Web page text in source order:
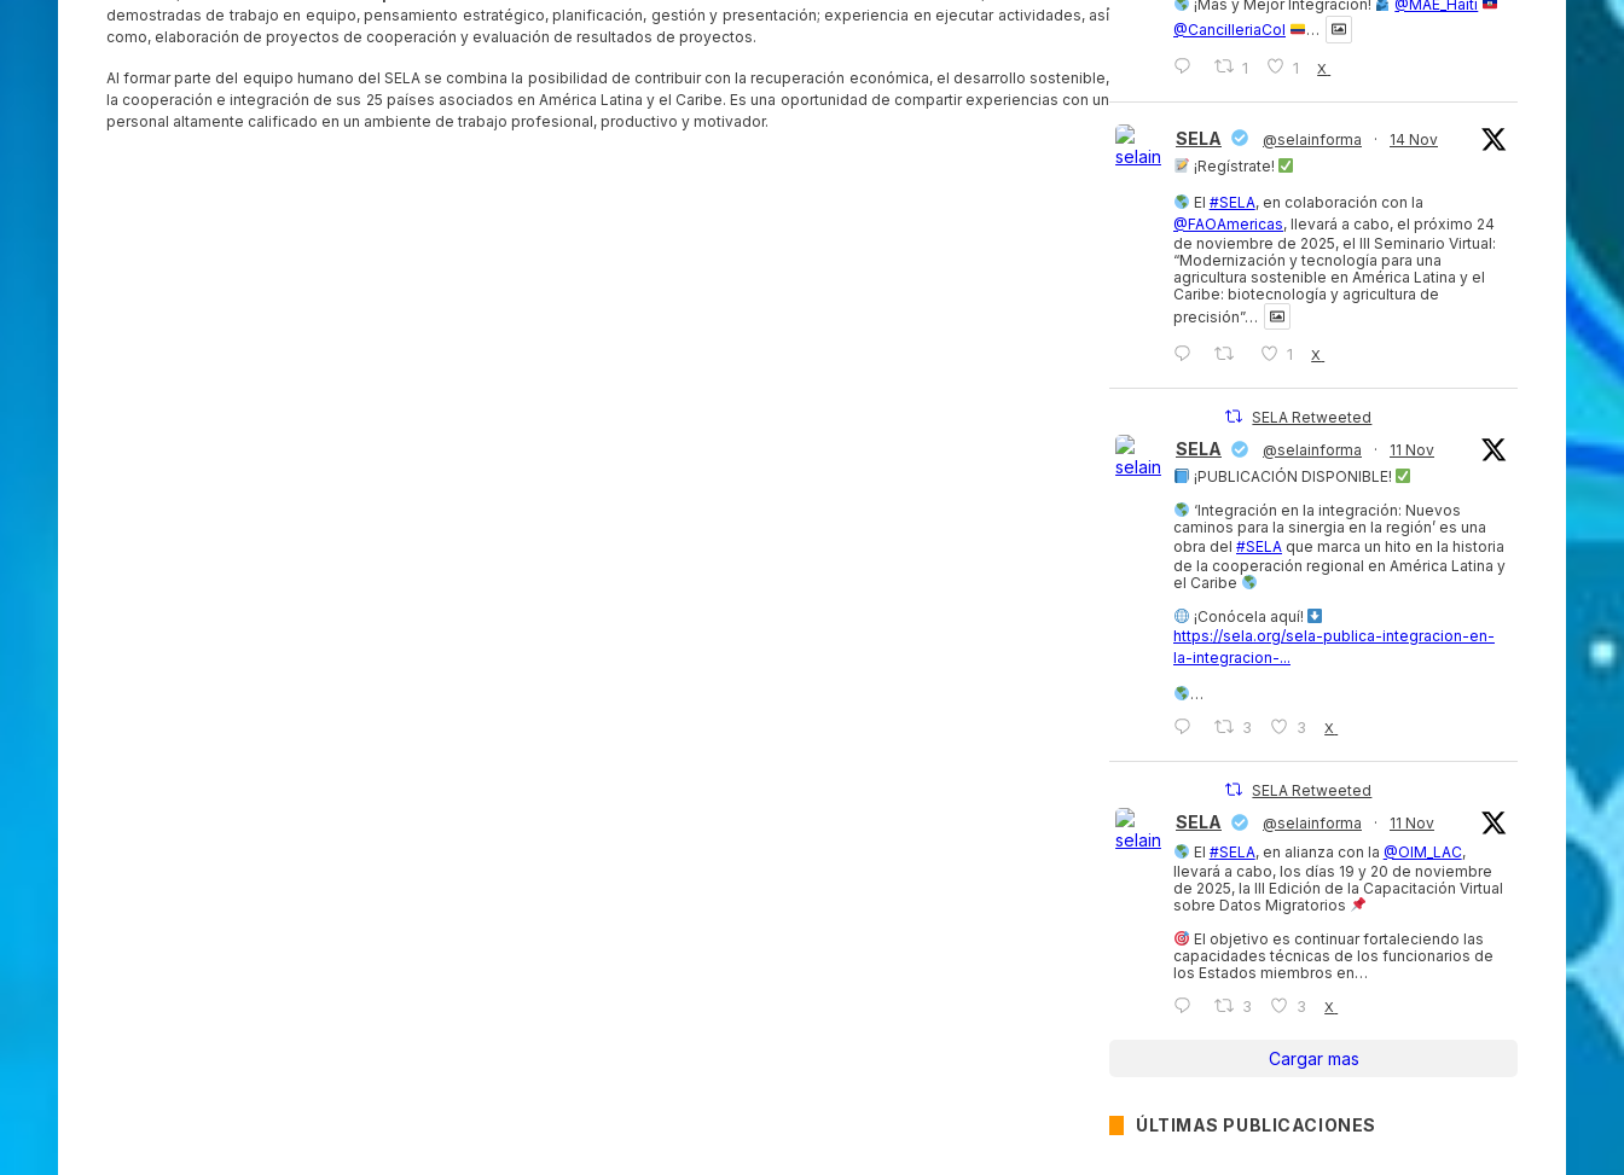
demostradas de trabajo en equipo, pensamiento estratégico, planificación, gestión y presentación; experiencia en ejecutar actividades, así́
como, elaboración de proyectos de cooperación y evaluación de resultados de proyectos.
Al formar parte del equipo humano del SELA se combina la posibilidad de contribuir con la recuperación económica, el desarrollo sostenible,
la cooperación e integración de sus 25 países asociados en América Latina y el Caribe. Es una oportunidad de compartir experiencias con un
personal altamente calificado en un ambiente de trabajo profesional, productivo y motivador.
¡Más y Mejor Integración!
@MAE_Haiti
@CancilleriaCol
…
1 1 X
SELA @selainforma ·
14 Nov
¡Regístrate!
El #SELA, en colaboración con la
@FAOAmericas, llevará a cabo, el próximo 24
de noviembre de 2025, el III Seminario Virtual:
“Modernización y tecnología para una
agricultura sostenible en América Latina y el
Caribe: biotecnología y agricultura de
precisión”…
1 X
SELA Retweeted
SELA @selainforma ·
11 Nov
¡PUBLICACIÓN DISPONIBLE!
‘Integración en la integración: Nuevos
caminos para la sinergia en la región’ es una
obra del #SELA que marca un hito en la historia
de la cooperación regional en América Latina y
el Caribe
¡Conócela aquí!
https://sela.org/sela-publica-integracion-en-
la-integracion-...
…
3
3 X
SELA Retweeted
SELA @selainforma ·
11 Nov
El #SELA, en alianza con la @OIM_LAC,
llevará a cabo, los días 19 y 20 de noviembre
de 2025, la III Edición de la Capacitación Virtual
sobre Datos Migratorios
El objetivo es continuar fortaleciendo las
capacidades técnicas de los funcionarios de
los Estados miembros en…
3
3 X
Cargar mas
ÚLTIMAS PUBLICACIONES